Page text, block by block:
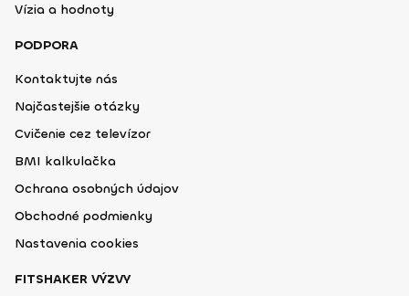
Vízia a hodnoty
PODPORA
Kontaktujte nás
Najčastejšie otázky
Cvičenie cez televízor
BMI kalkulačka
Ochrana osobných údajov
Obchodné podmienky
Nastavenia cookies
FITSHAKER VÝZVY